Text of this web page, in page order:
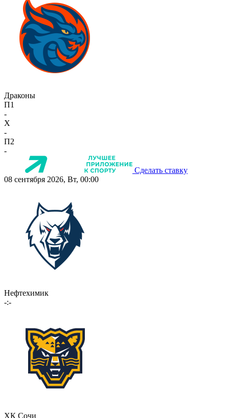
Драконы
П1
-
X
-
П2
-
Сделать ставку
08 сентября 2026, Вт, 00:00
Нефтехимик
-:-
ХК Сочи